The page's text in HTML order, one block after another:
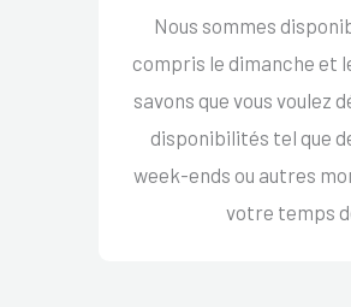
Nous sommes
compris le dimanche et
savons que vous voulez
disponibilités tel que
week-ends ou autres
votre temps